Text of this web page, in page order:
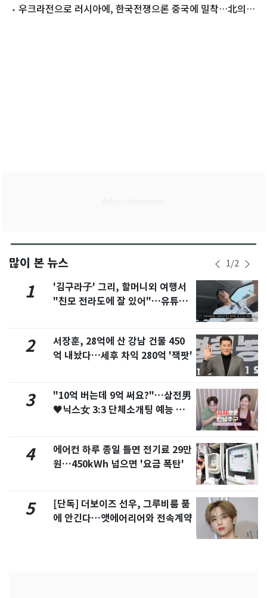
작"우크라전으로 러시아에, 한국전쟁으론 중국에 밀착…北의
많이 본 뉴스 1/2
1
'김구라子' 그리, 할머니외 여행서
"친모 전라도에 잘 있어"…유튜브
2
서장훈, 28억에 산 강남 건물 450
억 내놨다…세후 차익 280억 '잭팟'
3
"10억 버는데 9억 써요?"…삼전男
♥닉스女 3:3 단체소개팅 예능 화
4
에어컨 하루 종일 틀면 전기료 29만
원…450kWh 넘으면 '요금 폭탄'
5
[단독] 더보이즈 선우, 그루비룸 품
에 안긴다…앳에어리어와 전속계약